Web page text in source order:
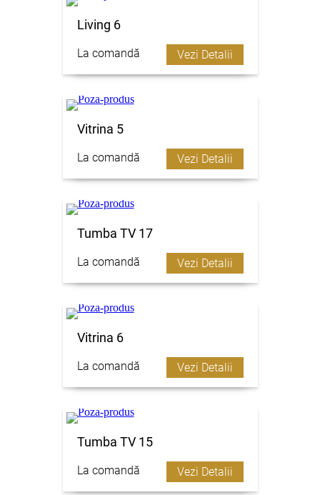
Living 6
La comandă Vezi Detalii
Vitrina 5
La comandă Vezi Detalii
Tumba TV 17
La comandă Vezi Detalii
Vitrina 6
La comandă Vezi Detalii
Tumba TV 15
La comandă Vezi Detalii